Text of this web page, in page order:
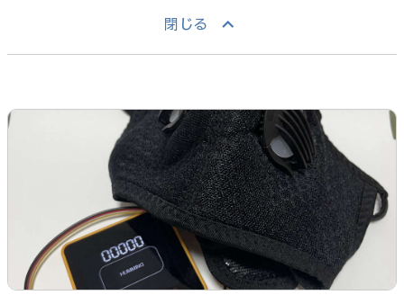
閉じる
keyboard_arrow_up